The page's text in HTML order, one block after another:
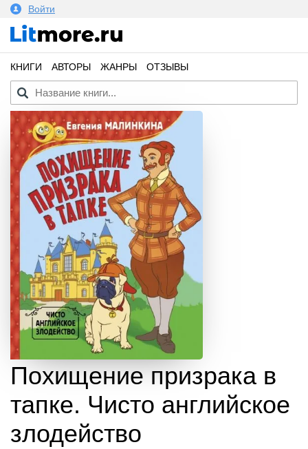
Войти
КНИГИ АВТОРЫ ЖАНРЫ ОТЗЫВЫ
Похищение призрака в
тапке. Чисто английское
злодейство